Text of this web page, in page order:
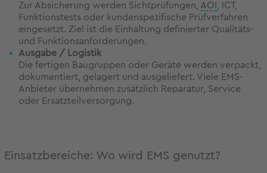
Zur Absicherung werden Sichtprüfungen, AOI
, ICT,
Funktionstests oder kundenspezifische Prüfverfahren
eingesetzt. Ziel ist die Einhaltung definierter Qualitäts-
und Funktionsanforderungen.
Ausgabe / Logistik
Die fertigen Baugruppen oder Geräte werden verpackt,
dokumentiert, gelagert und ausgeliefert. Viele EMS-
Anbieter übernehmen zusätzlich Reparatur, Service
oder Ersatzteilversorgung.
Einsatzbereiche: Wo wird EMS genutzt?